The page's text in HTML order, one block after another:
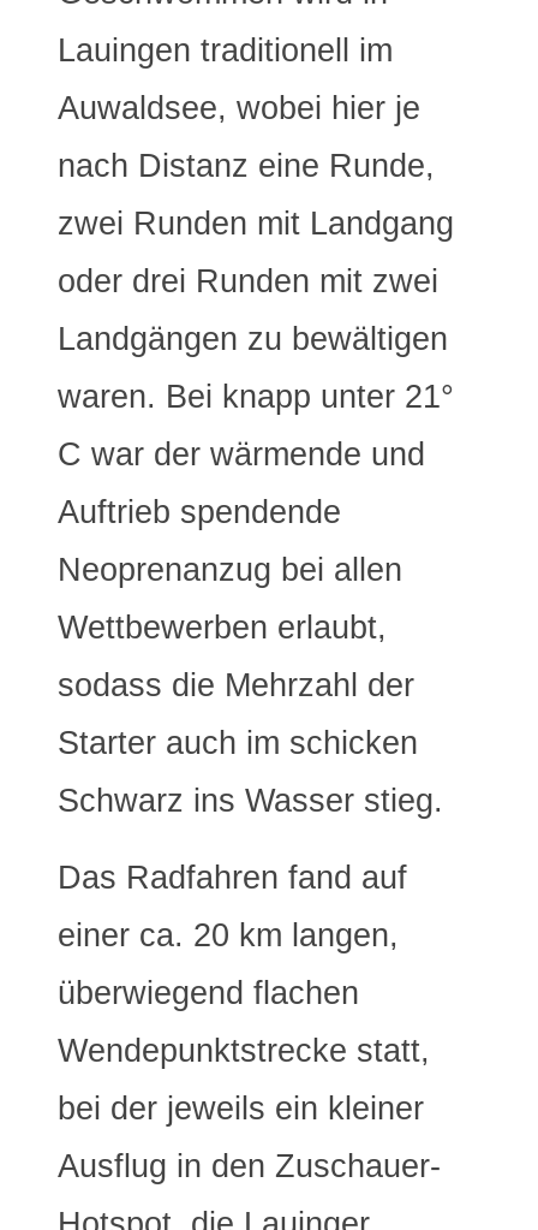
Lauingen traditionell im
Auwaldsee, wobei hier je
nach Distanz eine Runde,
zwei Runden mit Landgang
oder drei Runden mit zwei
Landgängen zu bewältigen
waren. Bei knapp unter 21°
C war der wärmende und
Auftrieb spendende
Neoprenanzug bei allen
Wettbewerben erlaubt,
sodass die Mehrzahl der
Starter auch im schicken
Schwarz ins Wasser stieg.
Das Radfahren fand auf
einer ca. 20 km langen,
überwiegend flachen
Wendepunktstrecke statt,
bei der jeweils ein kleiner
Ausflug in den Zuschauer-